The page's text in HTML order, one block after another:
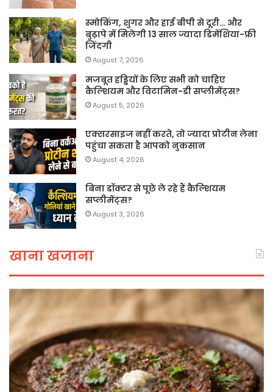
स्मोकिंग, शुगर और हाई बीपी से दूरी… और
बुढ़ापे में मिलेगी 13 साल ज्यादा डिमेंशिया-फ्री
जिंदगी
August 7, 2026
मजबूत हड्डियों के लिए सभी को चाहिए
कैल्शियम और विटामिन-डी सप्लीमेंट्स?
August 5, 2026
एक्सरसाइज नहीं करते, तो ज्यादा प्रोटीन लेना
पहुंचा सकता है आपको नुकसान
August 4, 2026
बिना डॉक्टर से पूछे ले रहे हैं कैल्शियम
सप्लीमेंट्स?
August 3, 2026
खाना खजाना